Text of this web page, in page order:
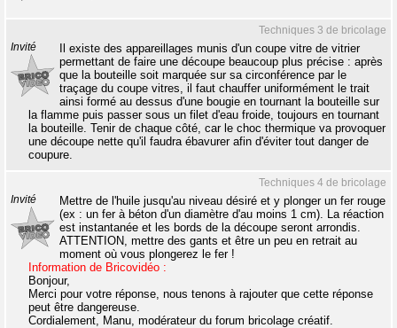
Techniques 3 de bricolage
Invité
Il existe des appareillages munis d'un coupe vitre de vitrier
permettant de faire une découpe beaucoup plus précise : après
que la bouteille soit marquée sur sa circonférence par le
traçage du coupe vitres, il faut chauffer uniformément le trait
ainsi formé au dessus d'une bougie en tournant la bouteille sur
la flamme puis passer sous un filet d'eau froide, toujours en tournant
la bouteille. Tenir de chaque côté, car le choc thermique va provoquer
une découpe nette qu'il faudra ébavurer afin d'éviter tout danger de
coupure.
Techniques 4 de bricolage
Invité
Mettre de l'huile jusqu'au niveau désiré et y plonger un fer rouge
(ex : un fer à béton d'un diamètre d'au moins 1 cm). La réaction
est instantanée et les bords de la découpe seront arrondis.
ATTENTION, mettre des gants et être un peu en retrait au
moment où vous plongerez le fer !
Information de Bricovidéo :
Bonjour,
Merci pour votre réponse, nous tenons à rajouter que cette réponse
peut être dangereuse.
Cordialement, Manu, modérateur du forum bricolage créatif.